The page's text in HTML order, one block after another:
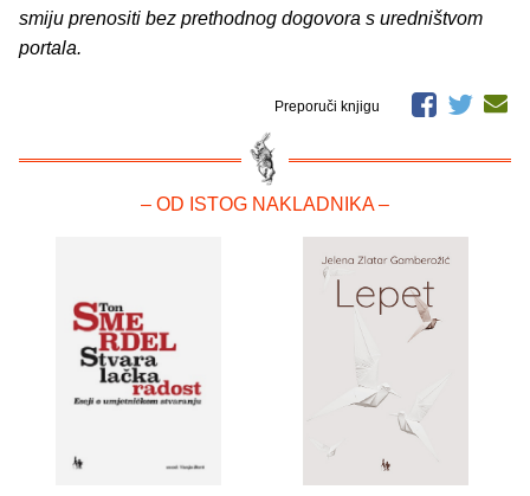
smiju prenositi bez prethodnog dogovora s uredništvom
portala.
Preporuči knjigu
– OD ISTOG NAKLADNIKA –